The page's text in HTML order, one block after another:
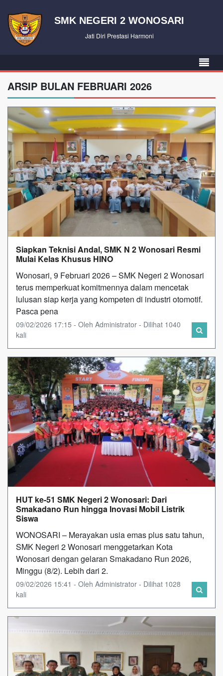
SMK NEGERI 2 WONOSARI
Jati Diri Prestasi Harmoni
ARSIP BULAN FEBRUARI 2026
Siapkan Teknisi Andal, SMK N 2 Wonosari Resmi
Mulai Kelas Khusus HINO
Wonosari, 9 Februari 2026 – SMK Negeri 2 Wonosari
terus memperkuat komitmennya dalam mencetak
lulusan siap kerja yang kompeten di industri otomotif.
Pasca pena
09/02/2026 17:15 - Oleh Administrator - Dilihat 1040
kali
HUT ke-51 SMK Negeri 2 Wonosari: Dari
Smakadano Run hingga Inovasi Mobil Listrik
Siswa
WONOSARI – Merayakan usia emas plus satu tahun,
SMK Negeri 2 Wonosari menggetarkan Kota
Wonosari dengan gelaran Smakadano Run 2026,
Minggu (8/2). Lebih dari 2.
09/02/2026 15:41 - Oleh Administrator - Dilihat 1028
kali